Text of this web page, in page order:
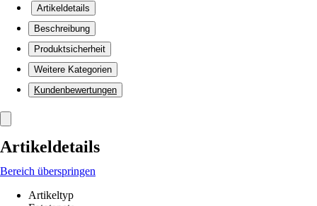
Artikeldetails
Beschreibung
Produktsicherheit
Weitere Kategorien
Kundenbewertungen
Artikeldetails
Bereich überspringen
Artikeltyp